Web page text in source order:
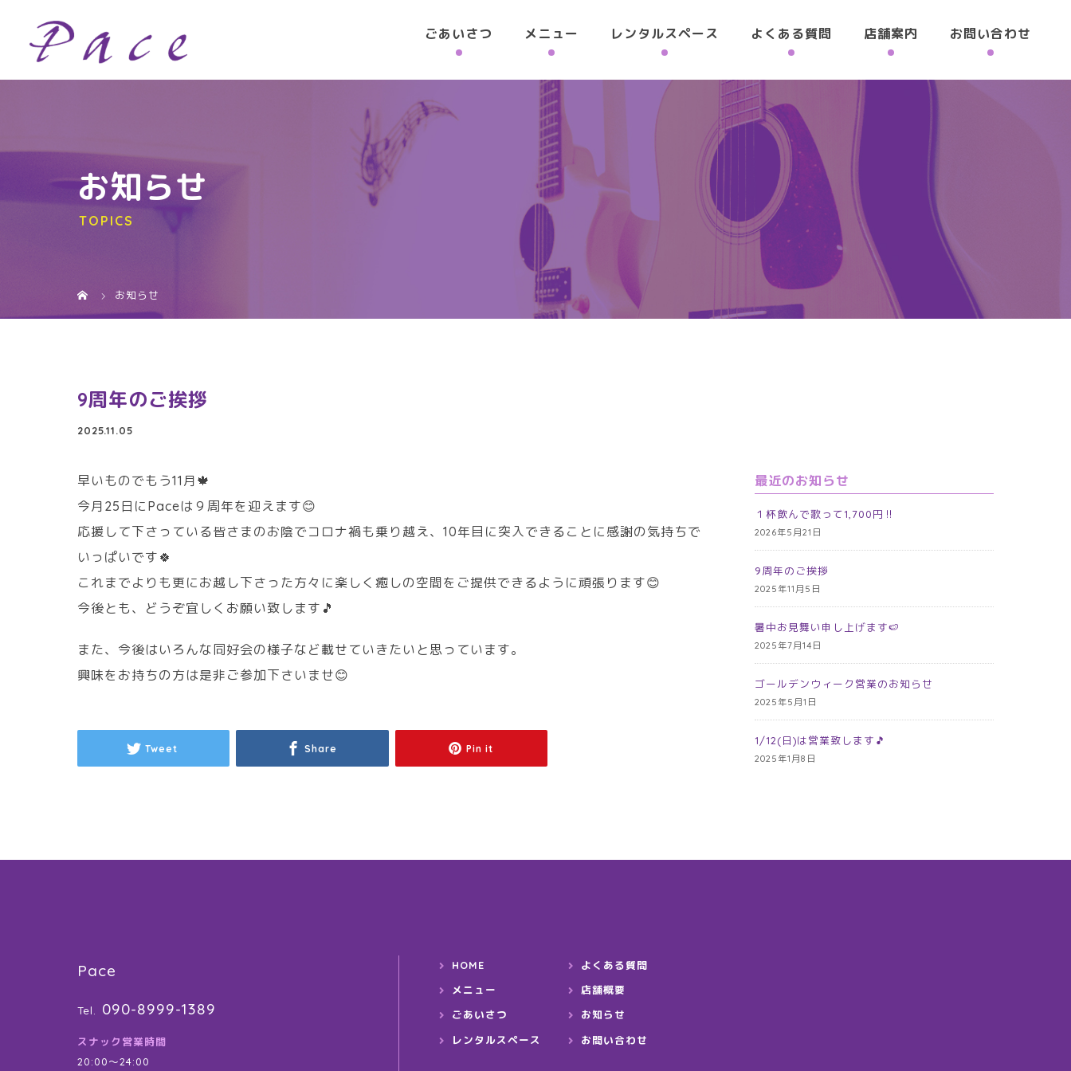
ごあいさつ メニュー レンタルスペース よくある質問 店舗案内 お問い合わせ
お知らせ
TOPICS
お知らせ
9周年のご挨拶
2025.11.05
早いものでもう11月🍁
今月25日にPaceは９周年を迎えます😊
応援して下さっている皆さまのお陰でコロナ禍も乗り越え、10年目に突入できることに感謝の気持ちで
いっぱいです🍀
これまでよりも更にお越し下さった方々に楽しく癒しの空間をご提供できるように頑張ります😊
今後とも、どうぞ宜しくお願い致します🎵
また、今後はいろんな同好会の様子など載せていきたいと思っています。
興味をお持ちの方は是非ご参加下さいませ😊
Tweet Share Pin it
最近のお知らせ
１杯飲んで歌って1,700円‼️
2026年5月21日
9周年のご挨拶
2025年11月5日
暑中お見舞い申し上げます🍉
2025年7月14日
ゴールデンウィーク営業のお知らせ
2025年5月1日
1/12(日)は営業致します🎵
2025年1月8日
Pace
Tel. 090-8999-1389
スナック営業時間
20:00〜24:00
HOME
メニュー
ごあいさつ
レンタルスペース
よくある質問
店舗概要
お知らせ
お問い合わせ